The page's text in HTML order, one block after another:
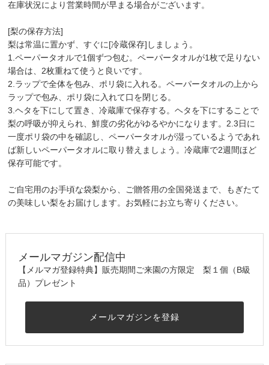
在庫状況により営業時間が早まる場合がございます。
[梨の保存方法]
梨は常温に置かず、すぐに[冷蔵保存]しましょう。
1.ペーパータオルで1個ずつ包む。ペーパータオルが1枚で足りない
場合は、2枚重ねて使うと良いです。
2.ラップで全体を包み、ポリ袋に入れる。ペーパータオルの上から
ラップで包み、ポリ袋に入れて口を閉じる。
3.ヘタを下にして置き、冷蔵庫で保存する。ヘタを下にすることで
梨の呼吸が抑えられ、鮮度の劣化がゆるやかになります。2.3日に
一度ポリ袋の中を確認し、ペーパータオルが湿っているようであれ
ば新しいペーパータオルに取り替えましょう。冷蔵庫で2週間ほど
保存可能です。
ご自宅用のお手頃な袋梨から、ご贈答用の全国発送まで、もぎたて
の美味しい梨をお届けします。お気軽にお立ち寄りください。
メールマガジン配信中
【メルマガ登録特典】販売期間ご来園の方限定 梨１個（B級
品）プレゼント
メールマガジンを登録